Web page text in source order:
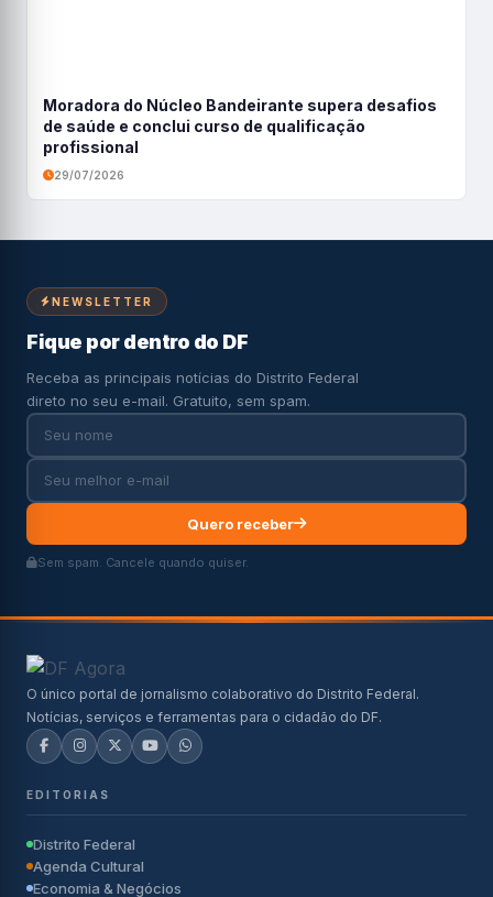
Moradora do Núcleo Bandeirante supera desafios
de saúde e conclui curso de qualificação
profissional
29/07/2026
NEWSLETTER
Fique por dentro do DF
Receba as principais notícias do Distrito Federal
direto no seu e-mail. Gratuito, sem spam.
Quero receber
Sem spam. Cancele quando quiser.
O único portal de jornalismo colaborativo do Distrito Federal.
Notícias, serviços e ferramentas para o cidadão do DF.
EDITORIAS
Distrito Federal
Agenda Cultural
Economia & Negócios